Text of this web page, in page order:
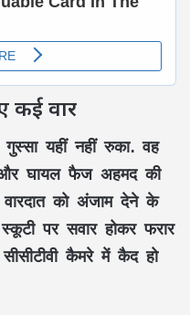
कई वार
यहीं नहीं रुका. वह
घायल फैज अहमद की
को अंजाम देने के
पर सवार होकर फरार
कैमरे में कैद हो